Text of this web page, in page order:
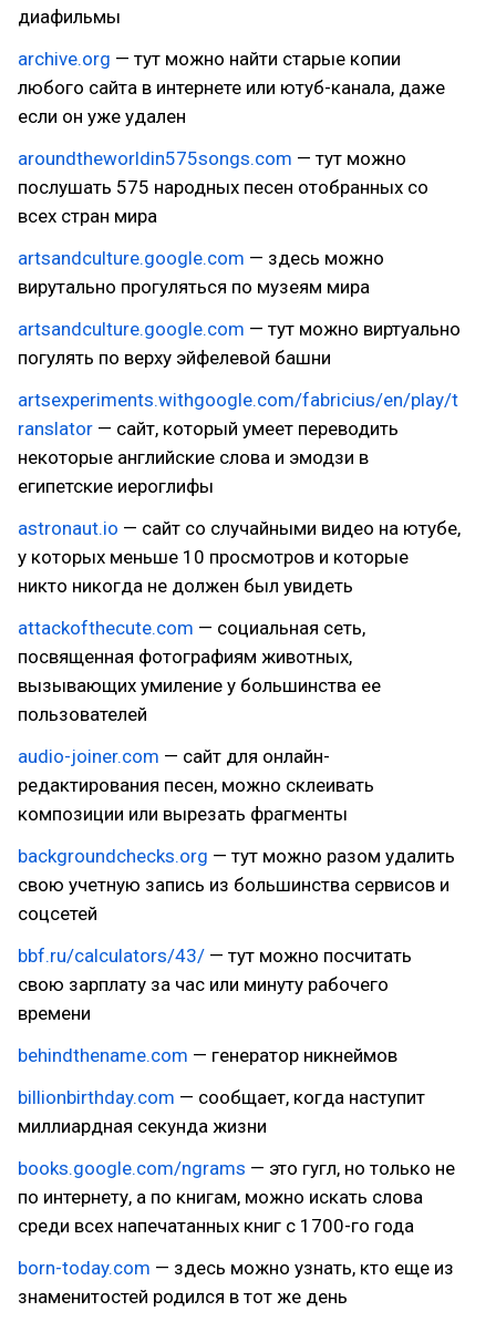
диафильмы
archive.org — тут можно найти старые копии
любого сайта в интернете или ютуб-канала, даже
если он уже удален
aroundtheworldin575songs.com — тут можно
послушать 575 народных песен отобранных со
всех стран мира
artsandculture.google.com — здесь можно
вирутально прогуляться по музеям мира
artsandculture.google.com — тут можно виртуально
погулять по верху эйфелевой башни
artsexperiments.withgoogle.com/fabricius/en/play/t
ranslator — сайт, который умеет переводить
некоторые английские слова и эмодзи в
египетские иероглифы
astronaut.io — сайт со случайными видео на ютубе,
у которых меньше 10 просмотров и которые
никто никогда не должен был увидеть
attackofthecute.com — социальная сеть,
посвященная фотографиям животных,
вызывающих умиление у большинства ее
пользователей
audio-joiner.com — сайт для онлайн-
редактирования песен, можно склеивать
композиции или вырезать фрагменты
backgroundchecks.org — тут можно разом удалить
свою учетную запись из большинства сервисов и
соцсетей
bbf.ru/calculators/43/ — тут можно посчитать
свою зарплату за час или минуту рабочего
времени
behindthename.com — генератор никнеймов
billionbirthday.com — сообщает, когда наступит
миллиардная секунда жизни
books.google.com/ngrams — это гугл, но только не
по интернету, а по книгам, можно искать слова
среди всех напечатанных книг с 1700-го года
born-today.com — здесь можно узнать, кто еще из
знаменитостей родился в тот же день